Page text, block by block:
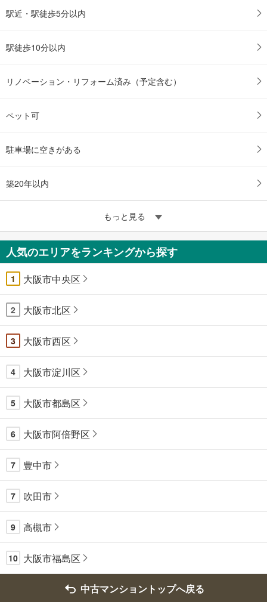
駅近・駅徒歩5分以内
駅徒歩10分以内
リノベーション・リフォーム済み（予定含む）
ペット可
駐車場に空きがある
築20年以内
もっと見る
人気のエリアをランキングから探す
1 大阪市中央区
2 大阪市北区
3 大阪市西区
4 大阪市淀川区
5 大阪市都島区
6 大阪市阿倍野区
7 豊中市
7 吹田市
9 高槻市
10 大阪市福島区
中古マンショントップへ戻る